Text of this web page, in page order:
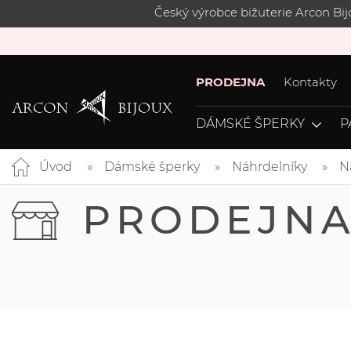
Český výrobce bižuterie Arcon
PRODEJNA Kontakty
DÁMSKÉ ŠPERKY
Úvod Dámské šperky Náhrdelníky